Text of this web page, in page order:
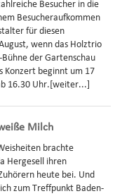
Besucher in die
Besucheraufkommen
für diesen
wenn das Holztrio
Bühne der Gartenschau
Konzert beginnt um 17
16.30 Uhr.[weiter...]
Milch
brachte
Hergesell ihren
heute bei. Und
zum Treffpunkt Baden-